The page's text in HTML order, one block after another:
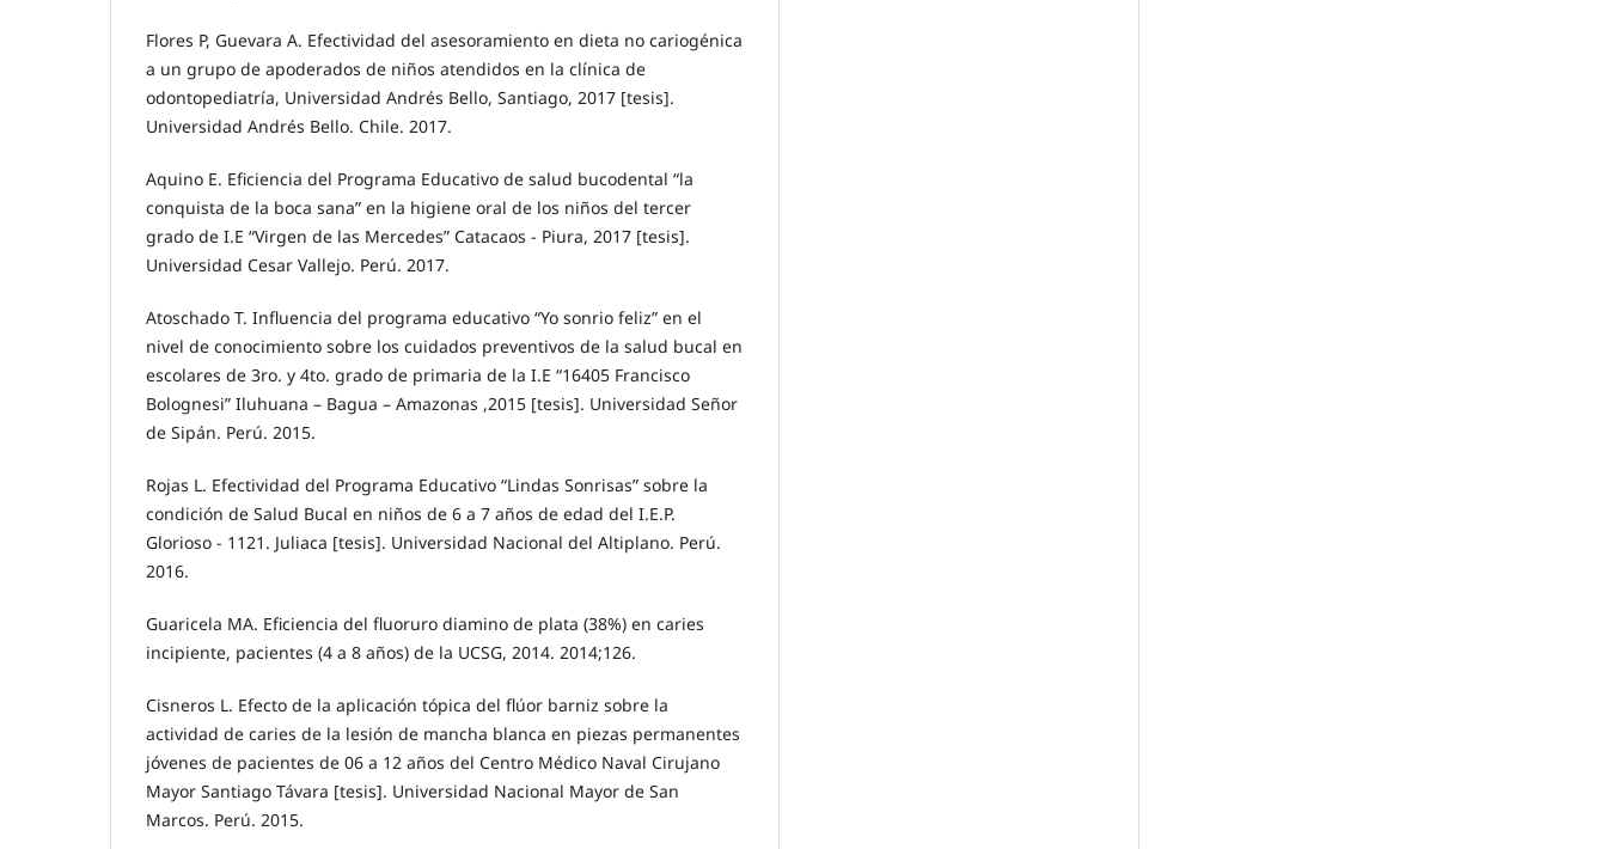
Flores P, Guevara A. Efectividad del asesoramiento en dieta no cariogénica
a un grupo de apoderados de niños atendidos en la clínica de
odontopediatría, Universidad Andrés Bello, Santiago, 2017 [tesis].
Universidad Andrés Bello. Chile. 2017.
Aquino E. Eficiencia del Programa Educativo de salud bucodental “la
conquista de la boca sana” en la higiene oral de los niños del tercer
grado de I.E “Virgen de las Mercedes” Catacaos - Piura, 2017 [tesis].
Universidad Cesar Vallejo. Perú. 2017.
Atoschado T. Influencia del programa educativo “Yo sonrio feliz” en el
nivel de conocimiento sobre los cuidados preventivos de la salud bucal en
escolares de 3ro. y 4to. grado de primaria de la I.E “16405 Francisco
Bolognesi” Iluhuana – Bagua – Amazonas ,2015 [tesis]. Universidad Señor
de Sipán. Perú. 2015.
Rojas L. Efectividad del Programa Educativo “Lindas Sonrisas” sobre la
condición de Salud Bucal en niños de 6 a 7 años de edad del I.E.P.
Glorioso - 1121. Juliaca [tesis]. Universidad Nacional del Altiplano. Perú.
2016.
Guaricela MA. Eficiencia del fluoruro diamino de plata (38%) en caries
incipiente, pacientes (4 a 8 años) de la UCSG, 2014. 2014;126.
Cisneros L. Efecto de la aplicación tópica del flúor barniz sobre la
actividad de caries de la lesión de mancha blanca en piezas permanentes
jóvenes de pacientes de 06 a 12 años del Centro Médico Naval Cirujano
Mayor Santiago Távara [tesis]. Universidad Nacional Mayor de San
Marcos. Perú. 2015.